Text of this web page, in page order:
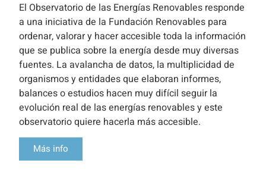
El Observatorio de las Energías Renovables responde
a una iniciativa de la Fundación Renovables para
ordenar, valorar y hacer accesible toda la información
que se publica sobre la energía desde muy diversas
fuentes. La avalancha de datos, la multiplicidad de
organismos y entidades que elaboran informes,
balances o estudios hacen muy difícil seguir la
evolución real de las energías renovables y este
observatorio quiere hacerla más accesible.
Más info